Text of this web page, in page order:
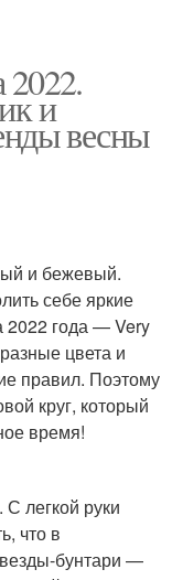
и
весны
и бежевый.
себе яркие
2022 года — Very
цвета и
правил. Поэтому
круг, который
время!
легкой руки
что в
бунтари —